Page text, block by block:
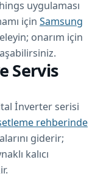
uygulaması
için Samsung
onarım için
Servis
İnverter serisi
rehberinde
giderir;
kalıcı